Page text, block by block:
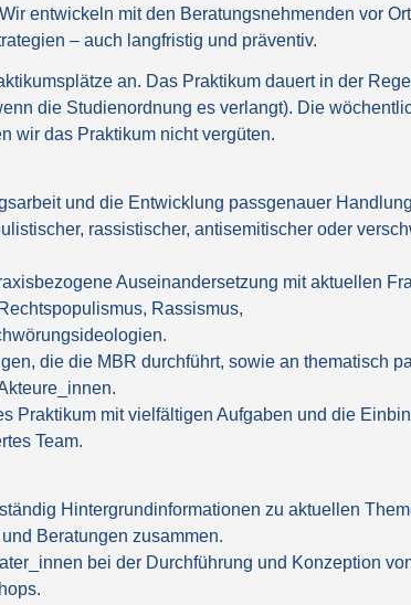
entwickeln mit den Beratungsnehmenden vor
– auch langfristig und präventiv.
an. Das Praktikum dauert in der
die Studienordnung es verlangt). Die
wir das Praktikum nicht vergüten.
und die Entwicklung passgenauer
rassistischer, antisemitischer oder
Auseinandersetzung mit aktuellen
Rassismus,
die die MBR durchführt, sowie an thematisch
Praktikum mit vielfältigen Aufgaben und die
Team.
Hintergrundinformationen zu aktuellen
Beratungen zusammen.
bei der Durchführung und Konzeption